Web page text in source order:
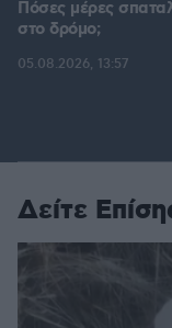
Πόσες μέρες
στο δρόμο;
05.08.2026, 13:57
Δείτε